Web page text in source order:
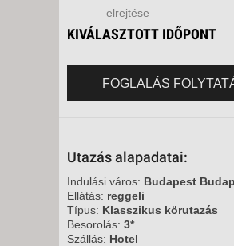
elrejtése
KIVÁLASZTOTT IDŐPONT
FOGLALÁS
Utazás alapadatai:
Indulási város: Budapest
Ellátás: reggeli
Típus: Klasszikus körutazás
Besorolás: 3*
Szállás: Hotel